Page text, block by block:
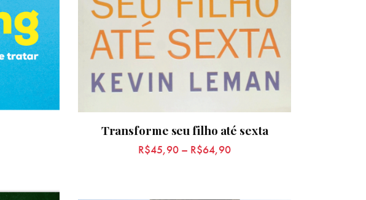
Transforme seu filho até sexta
R$45,90 – R$64,90